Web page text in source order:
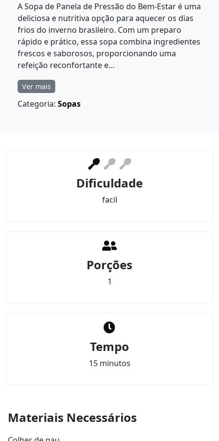
A Sopa de Panela de Pressão do Bem-Estar é uma
deliciosa e nutritiva opção para aquecer os dias
frios do inverno brasileiro. Com um preparo
rápido e prático, essa sopa combina ingredientes
frescos e saborosos, proporcionando uma
refeição reconfortante e...
Ver mais
Categoria: Sopas
Dificuldade
facil
Porções
1
Tempo
15 minutos
Materiais Necessários